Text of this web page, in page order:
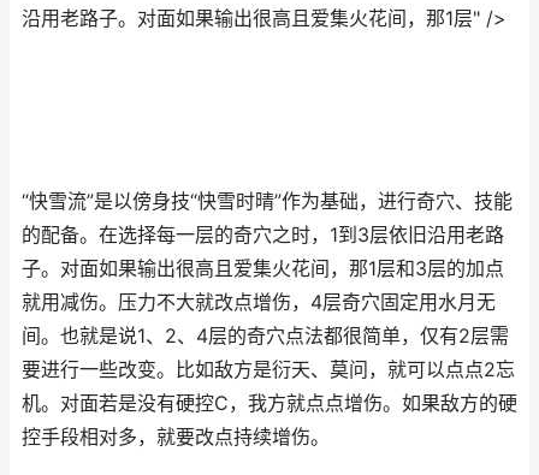
沿用老路子。对面如果输出很高且爱集火花间，那1层" />
“快雪流”是以傍身技“快雪时晴”作为基础，进行奇穴、技能
的配备。在选择每一层的奇穴之时，1到3层依旧沿用老路
子。对面如果输出很高且爱集火花间，那1层和3层的加点
就用减伤。压力不大就改点增伤，4层奇穴固定用水月无
间。也就是说1、2、4层的奇穴点法都很简单，仅有2层需
要进行一些改变。比如敌方是衍天、莫问，就可以点点2忘
机。对面若是没有硬控C，我方就点点增伤。如果敌方的硬
控手段相对多，就要改点持续增伤。